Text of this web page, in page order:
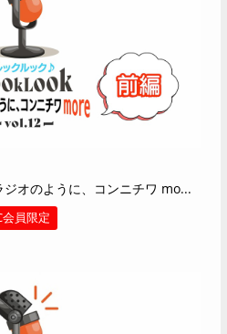
ジオのように、コンニチワ mo...
会員限定